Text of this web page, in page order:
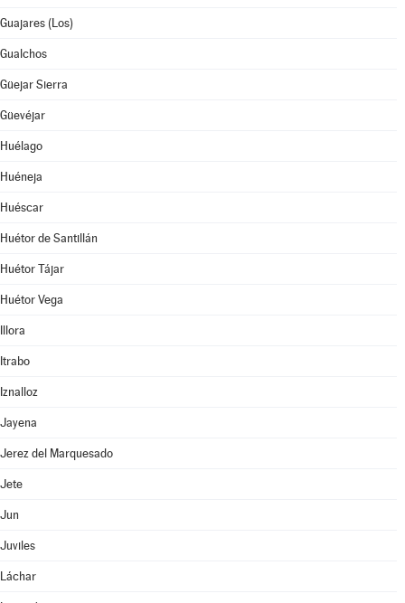
Guajares (Los)
Gualchos
Güejar Sierra
Güevéjar
Huélago
Huéneja
Huéscar
Huétor de Santillán
Huétor Tájar
Huétor Vega
Illora
Itrabo
Iznalloz
Jayena
Jerez del Marquesado
Jete
Jun
Juviles
Láchar